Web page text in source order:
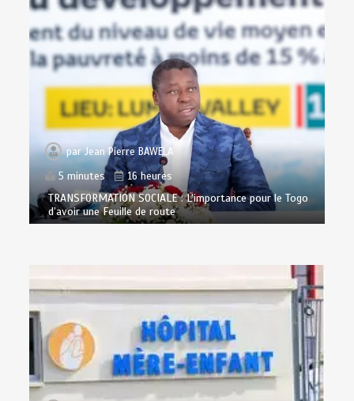
parJean Pierre BAWELA
5 minutes
16 heures
TRANSFORMATION SOCIALE : L’importance pour le Togo
d’avoir une Feuille de route